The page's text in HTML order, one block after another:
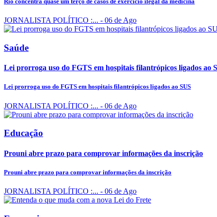
JORNALISTA POLÍTICO :... - 06 de Ago
Saúde
Lei prorroga uso do FGTS em hospitais filantrópicos ligados ao
Lei prorroga uso do FGTS em hospitais filantrópicos ligados ao SUS
JORNALISTA POLÍTICO :... - 06 de Ago
Educação
Prouni abre prazo para comprovar informações da inscrição
Prouni abre prazo para comprovar informações da inscrição
JORNALISTA POLÍTICO :... - 06 de Ago